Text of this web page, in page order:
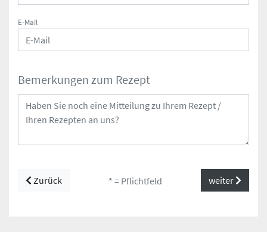
E-Mail
Bemerkungen zum Rezept
Zurück * = Pflichtfeld weiter